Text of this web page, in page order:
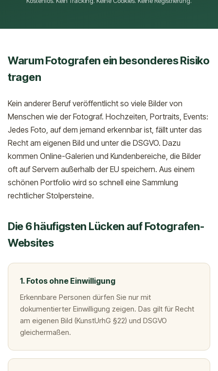
Warum Fotografen ein besonderes Risiko
tragen
Kein anderer Beruf veröffentlicht so viele Bilder von
Menschen wie der Fotograf. Hochzeiten, Portraits, Events:
Jedes Foto, auf dem jemand erkennbar ist, fällt unter das
Recht am eigenen Bild und unter die DSGVO. Dazu
kommen Online-Galerien und Kundenbereiche, die Bilder
oft auf Servern außerhalb der EU speichern. Aus einem
schönen Portfolio wird so schnell eine Sammlung
rechtlicher Stolpersteine.
Die 6 häufigsten Lücken auf Fotografen-
Websites
1. Fotos ohne Einwilligung
Erkennbare Personen dürfen Sie nur mit
dokumentierter Einwilligung zeigen. Das gilt für Recht
am eigenen Bild (KunstUrhG §22) und DSGVO
gleichermaßen.